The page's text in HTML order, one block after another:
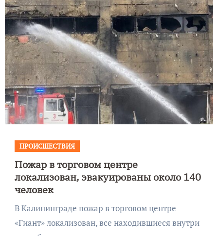
ПРОИСШЕСТВИЯ
Пожар в торговом центре
локализован, эвакуированы около 140
человек
В Калининграде пожар в торговом центре
«Гиант» локализован, все находившиеся внутри